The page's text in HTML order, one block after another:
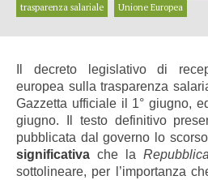
trasparenza salariale
Unione Europea
Il decreto legislativo di
europea sulla trasparenza
Gazzetta ufficiale il 1° giugno,
giugno. Il testo definitivo
pubblicata dal governo lo
significativa che la
sottolineare, per l’importanza